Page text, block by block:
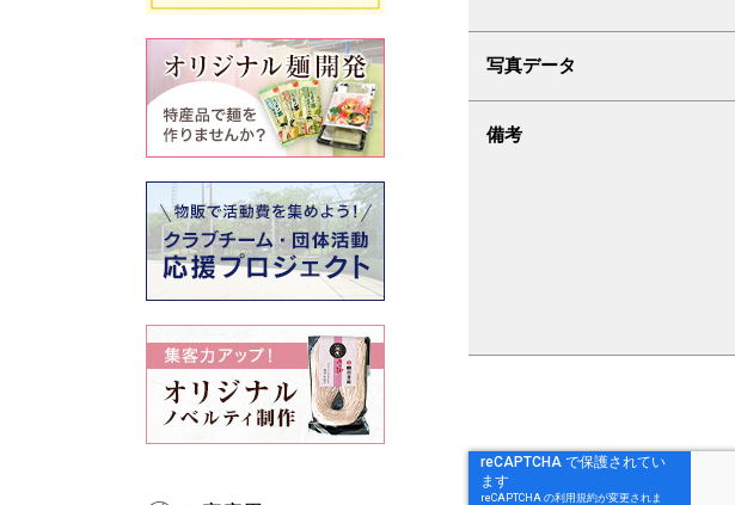
写真データ
備考